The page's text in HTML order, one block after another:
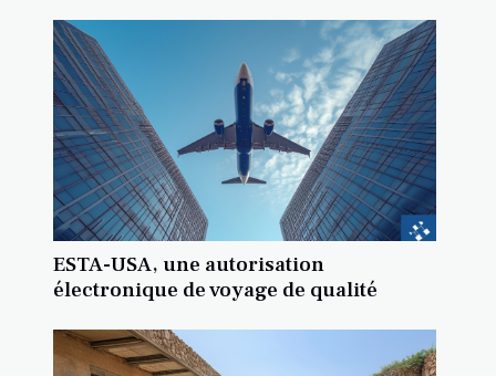
ESTA-USA, une autorisation
électronique de voyage de qualité